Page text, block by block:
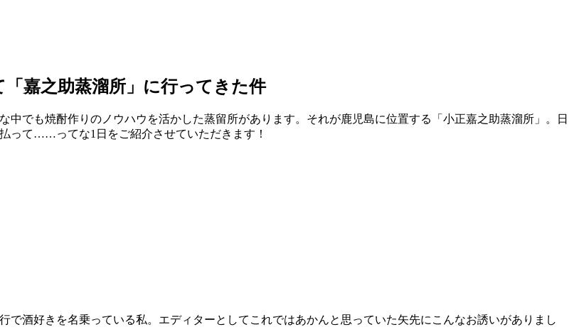
嘉之助蒸溜所」に行ってきた件
でも焼酎作りのノウハウを活かした蒸留所があります。それが鹿児島に位置する「小正嘉之助蒸溜所」。日
って……ってな1日をご紹介させていただきます！
酒好きを名乗っている私。エディターとしてこれではあかんと思っていた矢先にこんなお誘いがありまし